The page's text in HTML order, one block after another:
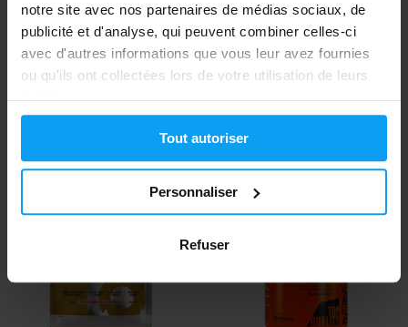
notre site avec nos partenaires de médias sociaux, de
publicité et d'analyse, qui peuvent combiner celles-ci
avec d'autres informations que vous leur avez fournies
ou qu'ils ont collectées lors de votre utilisation de leurs
services.
Tout autoriser
Personnaliser
Refuser
Amix
- IL NE RESTE QUE QUELQUES
BioTech USA
62,90
-11%